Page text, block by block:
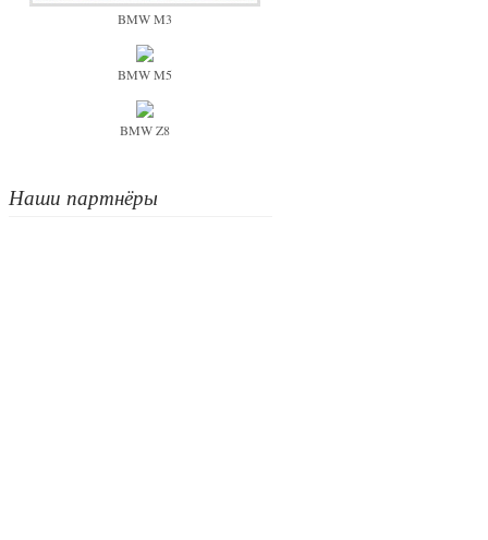
BMW M3
BMW M5
BMW Z8
Наши партнёры